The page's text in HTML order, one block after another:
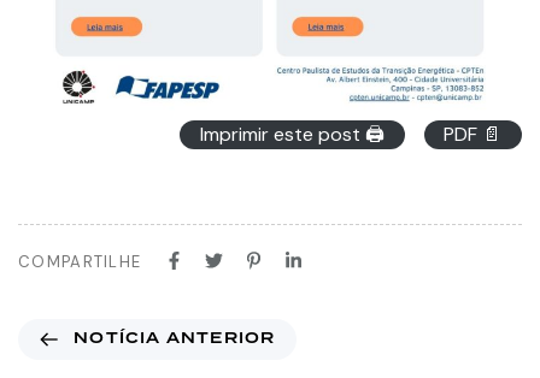
Imprimir este post 🖨 PDF 📄
COMPARTILHE
NOTÍCIA ANTERIOR